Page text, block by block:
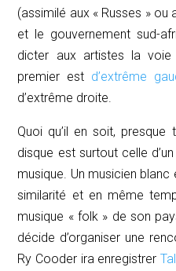
(assimilé aux « Russes » ou
et le gouvernement sud-
dicter aux artistes la
premier est d’extrême
d’extrême droite.
Quoi qu’il en soit, presque
disque est surtout celle
musique. Un musicien
similarité et en même
musique « folk » de son
décide d’organiser une
Ry Cooder ira enregistrer